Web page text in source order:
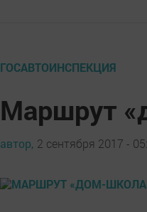
ГОСАВТОИНСПЕКЦИЯ
Маршрут
автор, 2 сентября 2017 -